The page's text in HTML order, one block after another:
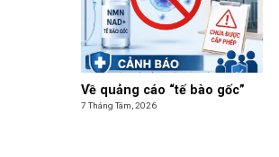
Về quảng cáo “tế bào gốc”
7 Tháng Tám, 2026